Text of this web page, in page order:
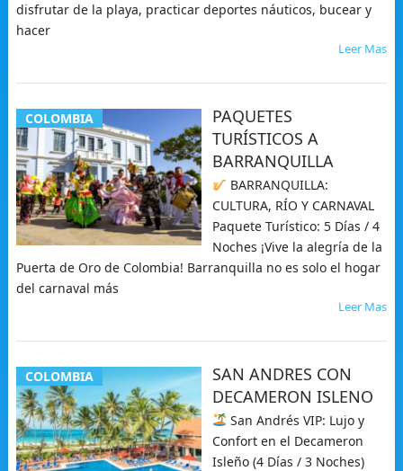
disfrutar de la playa, practicar deportes náuticos, bucear y
hacer
Leer Mas
COLOMBIA
PAQUETES
TURÍSTICOS A
BARRANQUILLA
BARRANQUILLA:
CULTURA, RÍO Y CARNAVAL
Paquete Turístico: 5 Días / 4
Noches ¡Vive la alegría de la
Puerta de Oro de Colombia! Barranquilla no es solo el hogar
del carnaval más
Leer Mas
COLOMBIA
SAN ANDRES CON
DECAMERON ISLENO
San Andrés VIP: Lujo y
Confort en el Decameron
Isleño (4 Días / 3 Noches)